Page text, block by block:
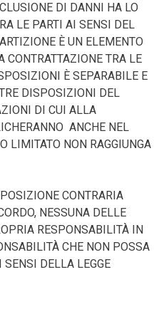
DI DANNI HA LO
LE PARTI AI SENSI DEL
È UN ELEMENTO
CONTRATTAZIONE TRA LE
È SEPARABILE E
DISPOSIZIONI DEL
DI CUI ALLA
ANCHE NEL
LIMITATO NON RAGGIUNGA
CONTRARIA
NESSUNA DELLE
RESPONSABILITÀ IN
CHE NON POSSA
SENSI DELLA LEGGE